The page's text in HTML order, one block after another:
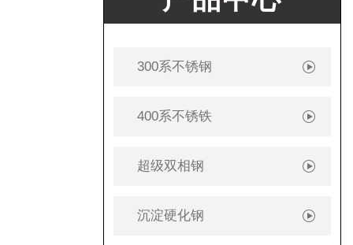
300系不锈钢
400系不锈铁
超级双相钢
沉淀硬化钢